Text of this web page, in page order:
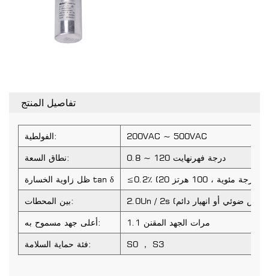
تفاصيل المنتج
الفولطية: 200VAC ~ 500VAC
نطاق السعة: 0.8 ~ 120 درجة فهرنهايت
ظل زاوية الخسارة tan δ
بين المحطات:
أعلى جهد مسموح به: 1.1 مرات الجهد المقنن
فئة حماية السلامة: S0 ， S3